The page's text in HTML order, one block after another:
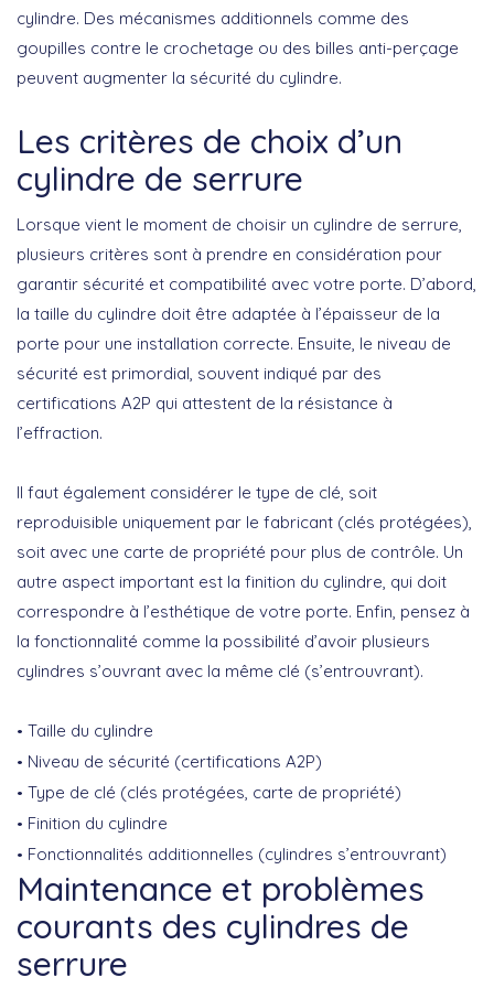
cylindre. Des mécanismes additionnels comme des
goupilles contre le crochetage ou des billes anti-perçage
peuvent augmenter la sécurité du cylindre.
Les critères de choix d’un
cylindre de serrure
Lorsque vient le moment de choisir un cylindre de serrure,
plusieurs critères sont à prendre en considération pour
garantir sécurité et compatibilité avec votre porte. D’abord,
la taille du cylindre doit être adaptée à l’épaisseur de la
porte pour une installation correcte. Ensuite, le niveau de
sécurité est primordial, souvent indiqué par des
certifications A2P qui attestent de la résistance à
l’effraction.
Il faut également considérer le type de clé, soit
reproduisible uniquement par le fabricant (clés protégées),
soit avec une carte de propriété pour plus de contrôle. Un
autre aspect important est la finition du cylindre, qui doit
correspondre à l’esthétique de votre porte. Enfin, pensez à
la fonctionnalité comme la possibilité d’avoir plusieurs
cylindres s’ouvrant avec la même clé (s’entrouvrant).
Taille du cylindre
Niveau de sécurité (certifications A2P)
Type de clé (clés protégées, carte de propriété)
Finition du cylindre
Fonctionnalités additionnelles (cylindres s’entrouvrant)
Maintenance et problèmes
courants des cylindres de
serrure